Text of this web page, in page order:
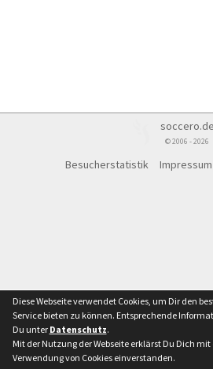
soccero.de
© 2006 - 2026
Besucherstatistik Impressum
Diese Webseite verwendet Cookies, um Dir den
Service bieten zu können. Entsprechende
Du unter Datenschutz.
Mit der Nutzung der Webseite erklärst Du Dich mit
Verwendung von Cookies einverstanden.